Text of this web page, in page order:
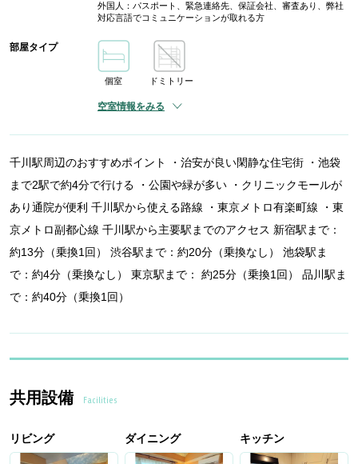
外国人：パスポート、緊急連絡先、保証会社、審査あり、弊社
対応言語でコミュニケーションが取れる方
部屋タイプ
個室 ドミトリー
空室情報をみる
千川駅周辺のおすすめポイント ・治安が良い閑静な住宅街 ・池袋
まで2駅で約4分で行ける ・公園や緑が多い ・クリニックモールが
あり通院が便利 千川駅から使える路線 ・東京メトロ有楽町線 ・東
京メトロ副都心線 千川駅から主要駅までのアクセス 新宿駅まで：
約13分（乗換1回） 渋谷駅まで：約20分（乗換なし） 池袋駅ま
で：約4分（乗換なし） 東京駅まで： 約25分（乗換1回） 品川駅ま
で：約40分（乗換1回）
共用設備 Facilities
リビング ダイニング キッチン